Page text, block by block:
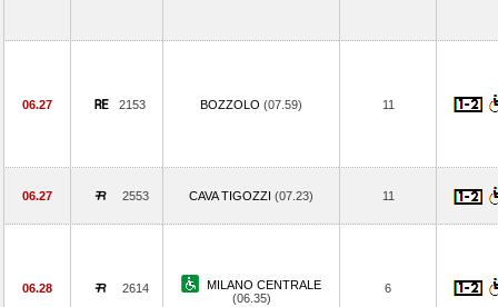
06.27 2153 BOZZOLO (07.59) 11
06.27 2553 CAVA TIGOZZI (07.23) 11
06.28 2614
MILANO CENTRALE
(06.35)
6